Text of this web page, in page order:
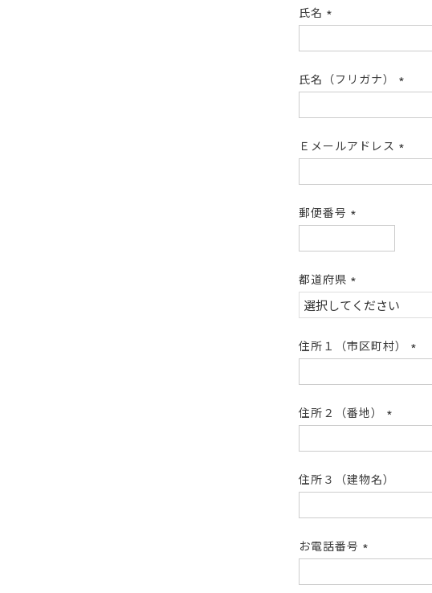
氏名
須)
氏名（フリガナ）
須)
Ｅメールアドレス
須)
郵便番号
須)
都道府県
(必
須)
住所１（市区町村）
須)
住所２（番地）
須)
住所３（建物名）
お電話番号
須)